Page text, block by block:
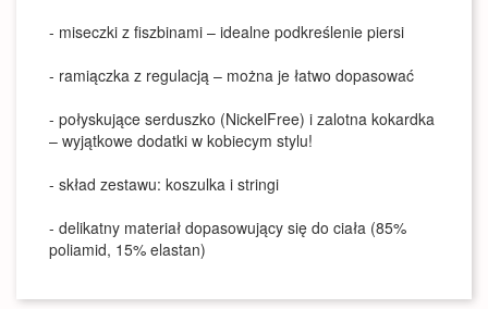
- miseczki z fiszbinami – idealne podkreślenie piersi
- ramiączka z regulacją – można je łatwo dopasować
- połyskujące serduszko (NickelFree) i zalotna kokardka
– wyjątkowe dodatki w kobiecym stylu!
- skład zestawu: koszulka i stringi
- delikatny materiał dopasowujący się do ciała (85%
poliamid, 15% elastan)